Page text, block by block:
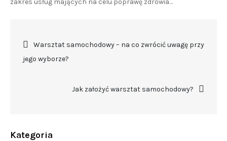
zakres usług mających na celu poprawę zdrowia…
Nawigacja
wpisu
Warsztat samochodowy – na co zwrócić uwagę przy
jego wyborze?
Jak założyć warsztat samochodowy?
Kategoria